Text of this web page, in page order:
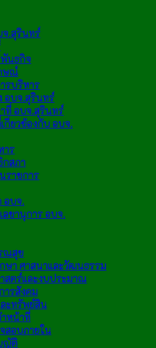
จ.สุรินทร์
นธกิจ
ษณ์
รบริหาร
อบจ.สุรินทร์
ที่ อบจ.สุรินทร์
กี่ยวข้องกับ อบจ.
าร
สภา
ราชการ
อบจ.
ลขานุการ อบจ.
ณสุข
ษา ศาสนาและวัฒนธรรม
สตร์และงบประมาณ
ารสังคม
ะทรัพย์สิน
าหน้าที่
สอบภายใน
ญัติ